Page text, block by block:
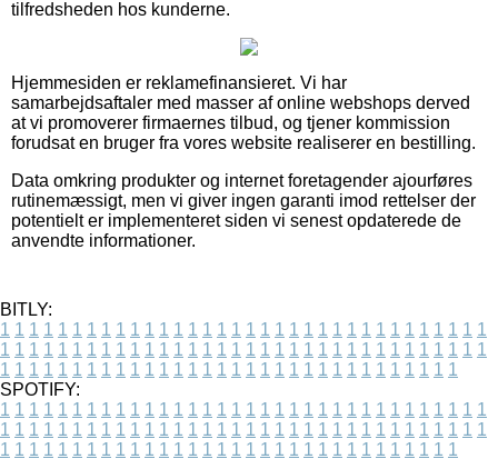
tilfredsheden hos kunderne.
Hjemmesiden er reklamefinansieret. Vi har
samarbejdsaftaler med masser af online webshops derved
at vi promoverer firmaernes tilbud, og tjener kommission
forudsat en bruger fra vores website realiserer en bestilling.
Data omkring produkter og internet foretagender ajourføres
rutinemæssigt, men vi giver ingen garanti imod rettelser der
potentielt er implementeret siden vi senest opdaterede de
anvendte informationer.
BITLY:
1 1 1 1 1 1 1 1 1 1 1 1 1 1 1 1 1 1 1 1 1 1 1 1 1 1 1 1 1 1 1 1 1 1
1 1 1 1 1 1 1 1 1 1 1 1 1 1 1 1 1 1 1 1 1 1 1 1 1 1 1 1 1 1 1 1 1 1
1 1 1 1 1 1 1 1 1 1 1 1 1 1 1 1 1 1 1 1 1 1 1 1 1 1 1 1 1 1 1 1
SPOTIFY:
1 1 1 1 1 1 1 1 1 1 1 1 1 1 1 1 1 1 1 1 1 1 1 1 1 1 1 1 1 1 1 1 1 1
1 1 1 1 1 1 1 1 1 1 1 1 1 1 1 1 1 1 1 1 1 1 1 1 1 1 1 1 1 1 1 1 1 1
1 1 1 1 1 1 1 1 1 1 1 1 1 1 1 1 1 1 1 1 1 1 1 1 1 1 1 1 1 1 1 1